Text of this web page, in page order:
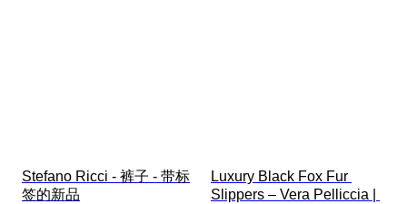
Stefano Ricci - 裤子 - 带标
签的新品
Luxury Black Fox Fur
Slippers – Vera Pelliccia |